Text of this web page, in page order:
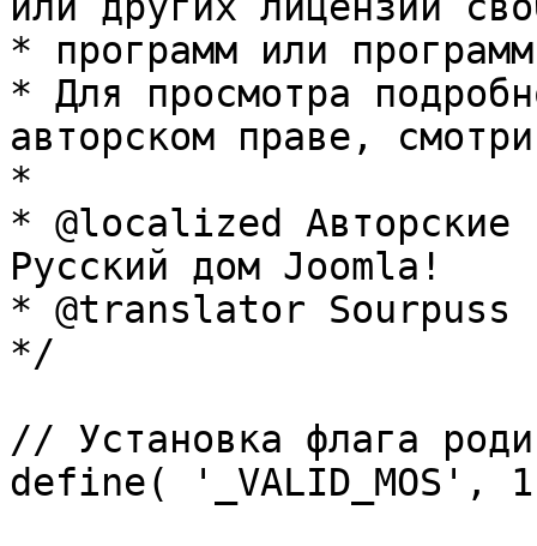
* программ или
* Для просмотра
авторском праве,
*
* @localized Авторские
Русский дом Joomla!
* @translator Sourpuss
*/
// Установка флага
define( '_VALID_MOS',